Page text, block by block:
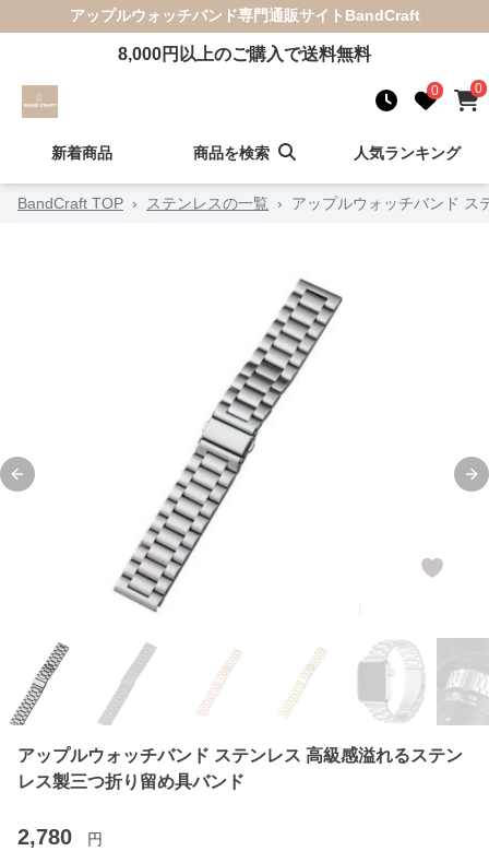
アップルウォッチバンド専門通販サイト BandCraft
8,000円以上のご購入で送料無料
0 0
新着商品 商品を検索 人気ランキング
BandCraft TOP › ステンレスの一覧 › アップルウォッチバンド ス
Previous slide
アップルウォッチバンド ステンレス 高級感溢れるステン
レス製三つ折り留め具バンド
2,780 円